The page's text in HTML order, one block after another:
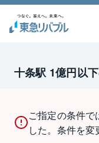
十条駅 1億円以
ご指定の条件
した。条件を変